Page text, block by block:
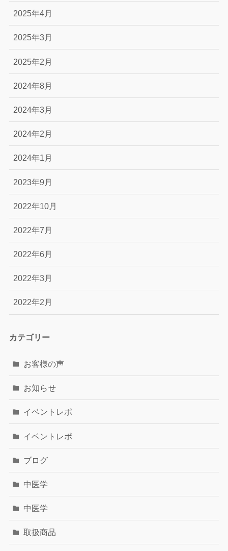
2025年4月
2025年3月
2025年2月
2024年8月
2024年3月
2024年2月
2024年1月
2023年9月
2022年10月
2022年7月
2022年6月
2022年3月
2022年2月
カテゴリー
お客様の声
お知らせ
イベントレポ
イベントレポ
ブログ
中医学
中医学
取扱商品